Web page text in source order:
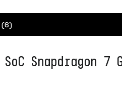
(6)
SoC Snapdragon